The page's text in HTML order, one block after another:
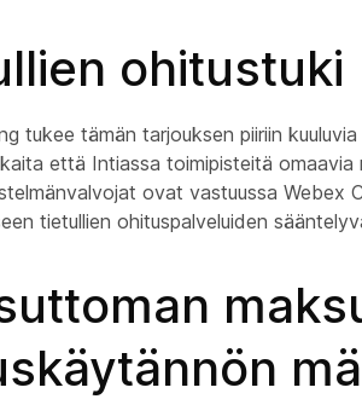
ohitustuki
tukee tämän tarjouksen piiriin
että Intiassa toimipisteitä omaavia
ovat vastuussa Webex
tietullien ohituspalveluiden